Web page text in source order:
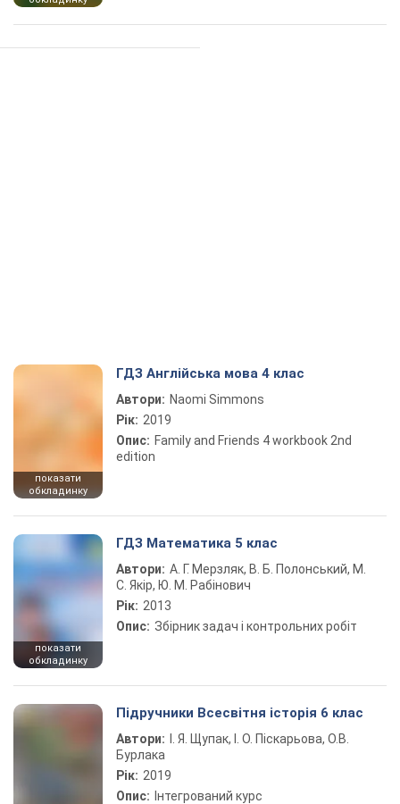
показати
обкладинку
ГДЗ Англійська мова 4 клас
Автори: Naomi Simmons
Рік: 2019
Опис: Family and Friends 4 workbook 2nd
edition
показати
обкладинку
ГДЗ Математика 5 клас
Автори: А. Г. Мерзляк, В. Б. Полонський, М.
С. Якір, Ю. М. Рабінович
Рік: 2013
Опис: Збірник задач і контрольних робіт
Підручники Всесвітня історія 6 клас
Автори:
І. Я. Щупак, І. О. Піскарьова, О.В.
Бурлака
Рік: 2019
Опис: Інтегрований курс